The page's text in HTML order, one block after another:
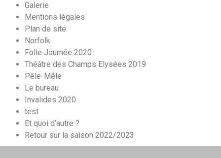
Galerie
Mentions légales
Plan de site
Norfolk
Folle Journée 2020
Théâtre des Champs Elysées 2019
Pêle-Mêle
Le bureau
Invalides 2020
test
Et quoi d’autre ?
Retour sur la saison 2022/2023